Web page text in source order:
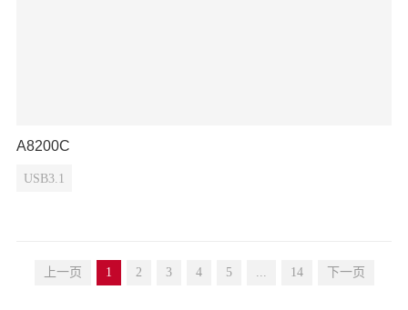
A8200C
USB3.1
上一页 1 2 3 4 5 ... 14 下一页